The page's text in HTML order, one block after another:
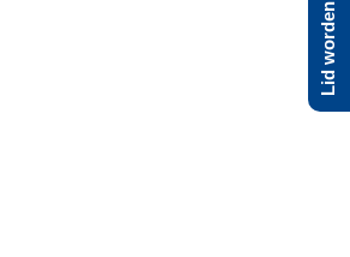
Lid worden